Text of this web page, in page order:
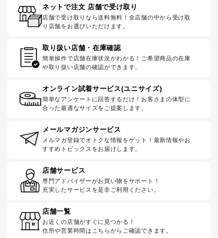
ネットで注文 店舗で受け取り
店舗で受け取りなら送料無料！全店舗の中から受け取
り店舗をお選びいただけます。
取り扱い店舗・在庫確認
簡単操作で店舗在庫状況がわかる！ご希望商品の在庫
や取り扱い店舗の確認ができます。
オンライン試着サービス(ユニサイズ)
簡単なアンケートに回答するだけ！お客さまの体型に
合った最適なサイズをご提案します。
メールマガジンサービス
メルマガ登録でオトクな情報をゲット！最新情報やお
すすめトピックスをお届けします。
店舗サービス
専門アドバイザーがお買い物をサポート！
充実したサービスを是非ご利用ください。
店舗一覧
お近くの店舗がすぐに見つかる！
住所や営業時間はこちらからご確認できます。